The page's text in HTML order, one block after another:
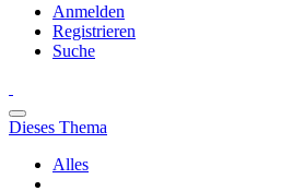
Anmelden
Registrieren
Suche
Dieses Thema
Alles